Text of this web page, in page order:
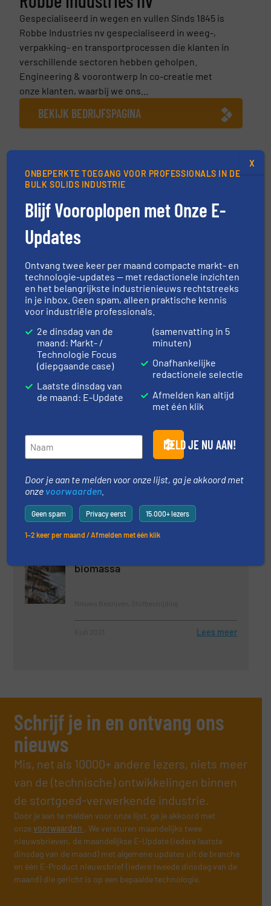
Gespecialiseerd in wegen en vullen Sinds 1845 is
Robbe Industries nv gespecialiseerd in weeg-,
verpakking- en transportprocessen die klanten in
verschillende sectoren hebben geholpen.
Engineering & voorontwerp In co-creatie met
onze klanten, waarbij we ons...
BEKIJK BEDRIJFSPAGINA
Meer van Robbe Industries nv
Efficiënt aëromechanisch poedertransport
met Floveyor
10 april 2024
bij SABA
16 februari 2024
Waarom Bruins Veem opnieuw in Robbe
bigbag vullijn
9 februari 2024
Bascules Robbe wordt Robbe Industries
Gerelateerde berichten
Vloerweegschalen voor het vullen
van big bags
Innovaties, Wegen en doseren
biomassa
Lees meer
Schrijf je in en ontvang ons
nieuws
Mis, net als 10000+ andere lezers, niets meer
van de (technische) ontwikkelingen binnen
de stortgoed-verwerkende industrie.
Door je aan te melden voor onze lijst, ga je akkoord met
onzevoorwaarden . We versturen maandelijks twee
nieuwsbrieven, de maandelijkse E-Update (iedere laatste
dinsdag van de maand) met algemene updates uit de branche
en één E-Product nieuwsbrief (iedere tweede dinsdag van de
maand) die gericht is op een bepaalde technologie.
ONBEPERKTE TOEGANG VOOR PROFESSIONALS IN DE
BULK SOLIDS INDUSTRIE
Blijf Vooroplopen met Onze E-
Updates
Ontvang twee keer per maand compacte markt- en
technologie-updates — met redactionele inzichten
en het belangrijkste industrienieuws rechtstreeks
in je inbox. Geen spam, alleen praktische kennis
voor industriële professionals.
2e dinsdag van de
maand: Markt- /
Technologie Focus
(diepgaande case)
Laatste dinsdag van
de maand: E-Update
(samenvatting in 5
minuten)
Onafhankelijke
redactionele selectie
Afmelden kan altijd
met één klik
MELD JE NU AAN!
Door je aan te melden voor onze lijst, ga je akkoord met
onze voorwaarden
Geen spam Privacy eerst 15.000+ lezers
1–2 keer per maand / Afmelden met één klik
X